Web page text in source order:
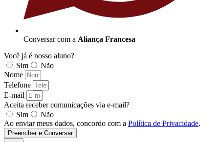
Conversar com a Aliança Francesa
Você já é nosso aluno?
Sim
Não
Nome
Telefone
E-mail
Aceita receber comunicações via e-mail?
Sim
Não
Ao enviar meus dados, concordo com a Política de Privacidade.
Preencher e Conversar